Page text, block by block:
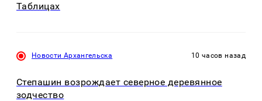
Таблицах
Новости Архангельска 10 часов назад
Степашин возрождает северное деревянное
зодчество